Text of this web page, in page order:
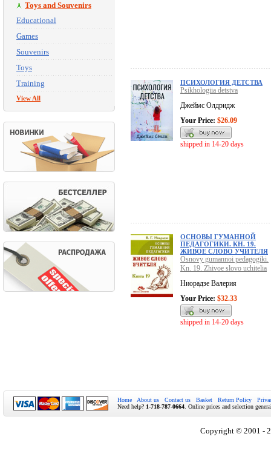
Toys and Souvenirs
Educational
Games
Souvenirs
Toys
Training
View All
ПСИХОЛОГИЯ ДЕТСТВА
Psikhologiia detstva
Джеймс Олдридж
Your Price: $26.09
shipped in 14-20 days
ОСНОВЫ ГУМАННОЙ
ПЕДАГОГИКИ. КН. 19.
ЖИВОЕ СЛОВО УЧИТЕЛЯ
Osnovy gumannoi pedagogiki.
Kn. 19. Zhivoe slovo uchitelia
Ниорадзе Валерия
Your Price: $32.33
shipped in 14-20 days
Home About us Contact us Basket Return Policy
Need help? 1-718-787-0664 . Online prices and selection
Copyright © 2001 -